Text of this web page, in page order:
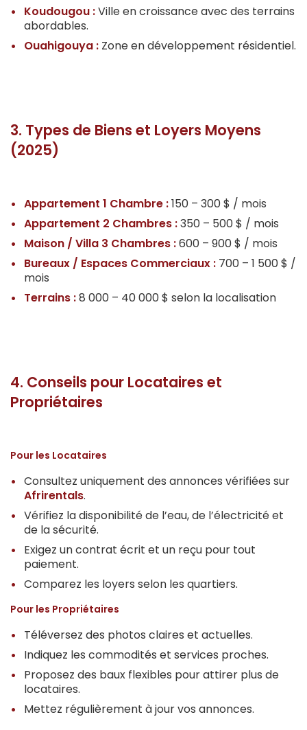
Koudougou :Ville en croissance avec des terrains
abordables.
Ouahigouya : Zone en développement résidentiel.
3. Types de Biens et Loyers Moyens
(2025)
Appartement 1 Chambre :150 – 300 $ / mois
Appartement 2 Chambres :350 – 500 $ / mois
Maison / Villa 3 Chambres :600 – 900 $ / mois
Bureaux / Espaces Commerciaux : 700 – 1 500 $ /
mois
Terrains :8 000 – 40 000 $ selon la localisation
4. Conseils pour Locataires et
Propriétaires
Pour les Locataires
Consultez uniquement des annonces vérifiées sur
Afrirentals.
Vérifiez la disponibilité de l’eau, de l’électricité et
de la sécurité.
Exigez un contrat écrit et un reçu pour tout
paiement.
Comparez les loyers selon les quartiers.
Pour les Propriétaires
Téléversez des photos claires et actuelles.
Indiquez les commodités et services proches.
Proposez des baux flexibles pour attirer plus de
locataires.
Mettez régulièrement à jour vos annonces.